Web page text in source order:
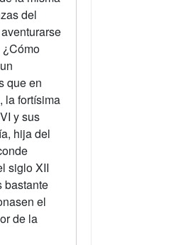
del
que en
la fortísima
y sus
hija del
siglo XII
bastante
el
de la